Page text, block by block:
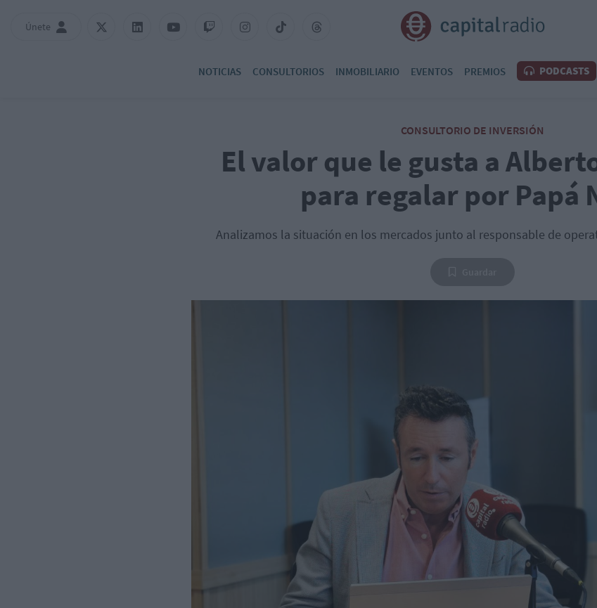
Únete
NOTICIAS CONSULTORIOS INMOBILIARIO EVENTOS PREMIOS PODCASTS
CONSULTORIO DE INVERSIÓN
El valor que le gusta a
para regalar por Papá
Analizamos la situación en los mercados junto al responsable de